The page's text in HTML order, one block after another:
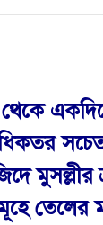
পর থেকে
তেলের